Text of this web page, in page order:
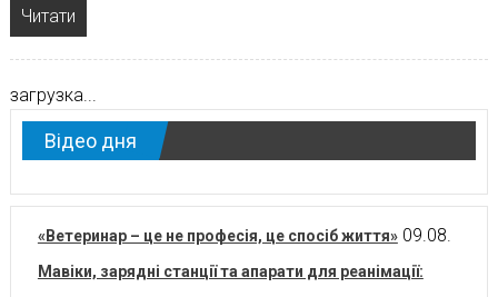
Читати
загрузка...
Відео дня
«Ветеринар – це не професія, це спосіб життя» 09.08.
Мавіки, зарядні станції та апарати для реанімації: